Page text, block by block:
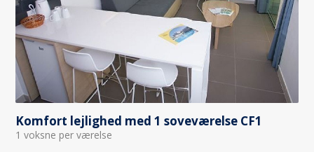
Komfort lejlighed med 1 soveværelse CF1
1 voksne per værelse